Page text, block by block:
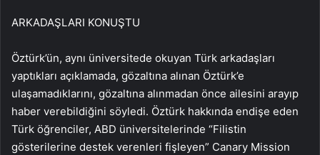
ARKADAŞLARI KONUŞTU
Öztürk’ün, aynı üniversitede okuyan Türk arkadaşları
yaptıkları açıklamada, gözaltına alınan Öztürk’e
ulaşamadıklarını, gözaltına alınmadan önce ailesini arayıp
haber verebildiğini söyledi. Öztürk hakkında endişe eden
Türk öğrenciler, ABD üniversitelerinde “Filistin
gösterilerine destek verenleri fişleyen” Canary Mission